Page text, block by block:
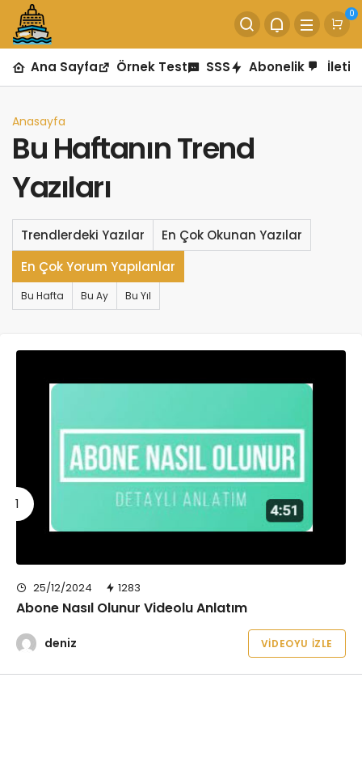
0
Ana Sayfa Örnek Test SSS Abonelik
Anasayfa
Bu Haftanın Trend
Yazıları
Trendlerdeki Yazılar
En Çok Okunan Yazılar
En Çok Yorum Yapılanlar
Bu Hafta Bu Ay Bu Yıl
25/12/2024 1283
Abone Nasıl Olunur Videolu Anlatım
deniz VIDEOYU İZLE